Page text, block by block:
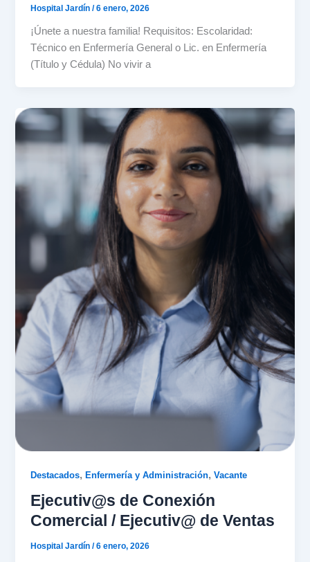
Hospital Jardín/6 enero, 2026
¡Únete a nuestra familia! Requisitos: Escolaridad:
Técnico en Enfermería General o Lic. en Enfermería
(Título y Cédula) No vivir a
Destacados,Enfermería y Administración,Vacante
Ejecutiv@s de Conexión
Comercial / Ejecutiv@ de Ventas
Hospital Jardín/6 enero, 2026